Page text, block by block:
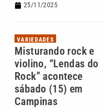
25/11/2025
VARIEDADES
Misturando rock e
violino, “Lendas do
Rock” acontece
sábado (15) em
Campinas